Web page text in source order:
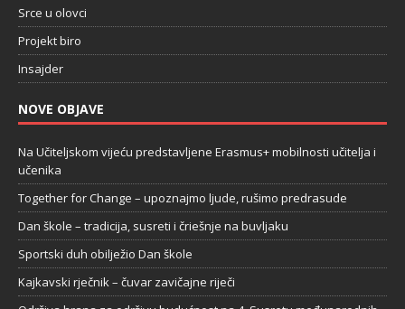
Srce u olovci
Projekt biro
Insajder
NOVE OBJAVE
Na Učiteljskom vijeću predstavljene Erasmus+ mobilnosti učitelja i
učenika
Together for Change – upoznajmo ljude, rušimo predrasude
Dan škole – tradicija, susreti i čriešnje na buvljaku
Sportski duh obilježio Dan škole
Kajkavski rječnik – čuvar zavičajne riječi